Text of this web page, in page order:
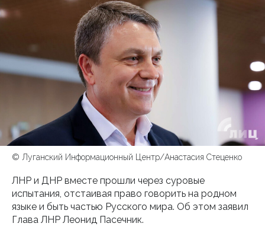
© Луганский Информационный Центр/Анастасия Стеценко
ЛНР и ДНР вместе прошли через суровые
испытания, отстаивая право говорить на родном
языке и быть частью Русского мира. Об этом заявил
Глава ЛНР Леонид Пасечник.